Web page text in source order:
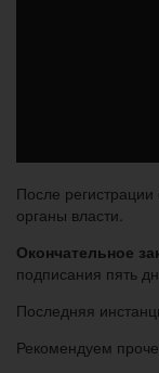
После
органы власти.
Окончательное
подписания пять
Последняя
Рекомендуем